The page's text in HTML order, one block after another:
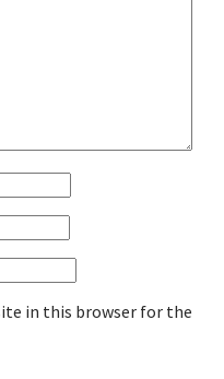
in this browser for the